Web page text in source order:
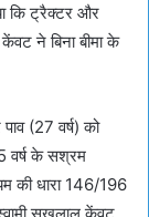
कि ट्रैक्टर और
ने बिना बीमा के
(27 वर्ष) को
वर्ष के सश्रम
की धारा 146/196